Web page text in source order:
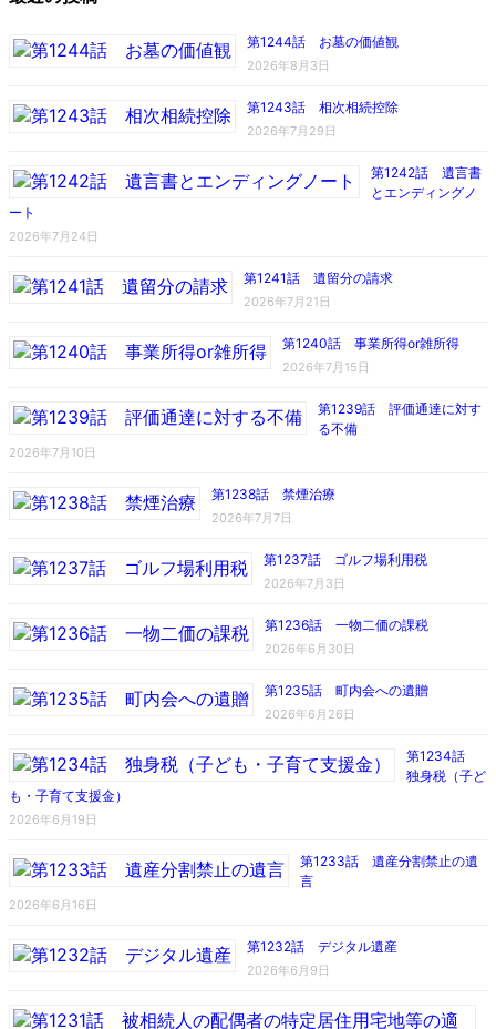
第1244話 お墓の価値観
2026年8月3日
第1243話 相次相続控除
2026年7月29日
第1242話 遺言書
とエンディングノ
ート
2026年7月24日
第1241話 遺留分の請求
2026年7月21日
第1240話 事業所得or雑所得
2026年7月15日
第1239話 評価通達に対す
る不備
2026年7月10日
第1238話 禁煙治療
2026年7月7日
第1237話 ゴルフ場利用税
2026年7月3日
第1236話 一物二価の課税
2026年6月30日
第1235話 町内会への遺贈
2026年6月26日
第1234話
独身税（子ど
も・子育て支援金）
2026年6月19日
第1233話 遺産分割禁止の遺
言
2026年6月16日
第1232話 デジタル遺産
2026年6月9日